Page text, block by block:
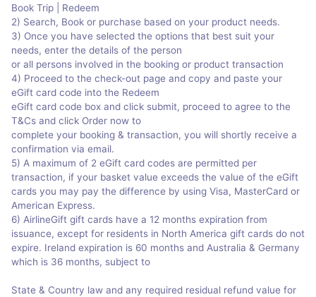
Book Trip | Redeem
2) Search, Book or purchase based on your product needs.
3) Once you have selected the options that best suit your
needs, enter the details of the person
or all persons involved in the booking or product transaction
4) Proceed to the check-out page and copy and paste your
eGift card code into the Redeem
eGift card code box and click submit, proceed to agree to the
T&Cs and click Order now to
complete your booking & transaction, you will shortly receive a
confirmation via email.
5) A maximum of 2 eGift card codes are permitted per
transaction, if your basket value exceeds the value of the eGift
cards you may pay the difference by using Visa, MasterCard or
American Express.
6) AirlineGift gift cards have a 12 months expiration from
issuance, except for residents in North America gift cards do not
expire. Ireland expiration is 60 months and Australia & Germany
which is 36 months, subject to
State & Country law and any required residual refund value for